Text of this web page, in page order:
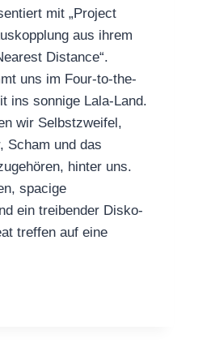
mit „Project
aus ihrem
Distance“.
uns im Four-to-the-
ins sonnige Lala-Land.
wir Selbstzweifel,
Scham und das
hinter uns.
spacige
ein treibender Disko-
treffen auf eine